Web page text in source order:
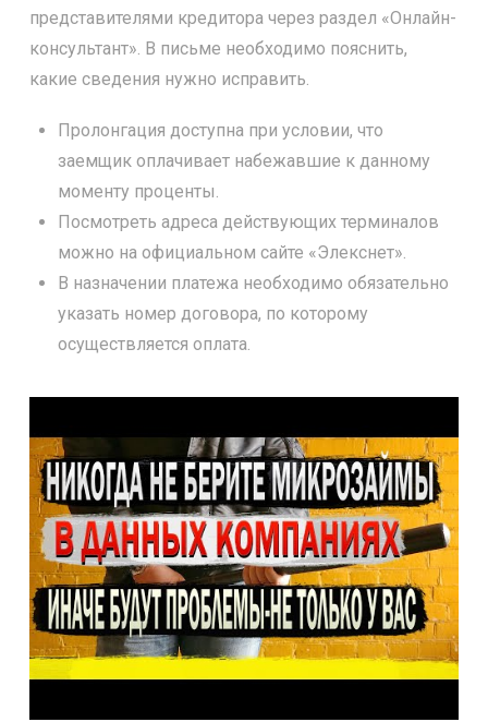
представителями кредитора через раздел «Онлайн-
консультант». В письме необходимо пояснить,
какие сведения нужно исправить.
Пролонгация доступна при условии, что
заемщик оплачивает набежавшие к данному
моменту проценты.
Посмотреть адреса действующих терминалов
можно на официальном сайте «Элекснет».
В назначении платежа необходимо обязательно
указать номер договора, по которому
осуществляется оплата.